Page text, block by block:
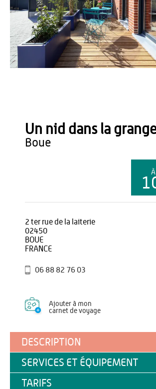
Un nid dans la
boue
2 ter rue de la laiterie
02450
BOUE
FRANCE
06 88 82 76 03
Ajouter à mon
carnet de voyage
DESCRIPTION
SERVICES ET ÉQUIPEMENT
TARIFS